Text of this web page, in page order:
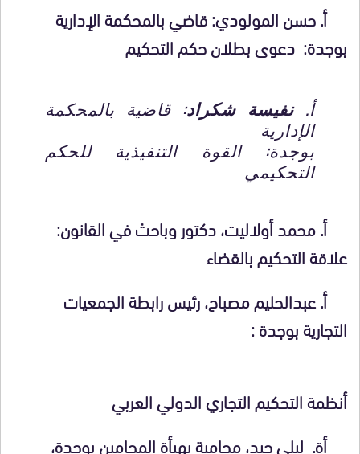
أ.حسن المولودي: قاضي بالمحكمة الإدارية
بوجدة: دعوى بطلان حكم التحكيم
أ.نفيسة شكراد: قاضية بالمحكمة
الإدارية
بوجدة: القوة التنفيذية للحكم
التحكيمي
أ.محمد أولاليت، دكتور وباحث في القانون:
علاقة التحكيم بالقضاء
أ.عبدالحليم مصباح، رئيس رابطة الجمعيات
التجارية بوجدة :
أنظمة التحكيم التجاري الدولي العربي
أة. ليلى جيد، محامية بهيأة المحامين بوجدة،